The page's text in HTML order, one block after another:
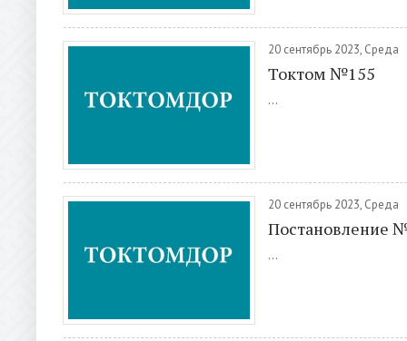
20 сентябрь 2023, Среда
Токтом №155
...
20 сентябрь 2023, Среда
Постановление
...